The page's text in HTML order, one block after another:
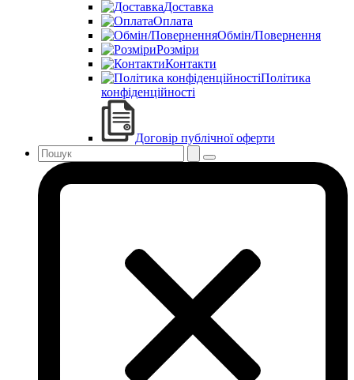
Доставка
Оплата
Обмін/Повернення
Розміри
Контакти
Політика
конфіденційності
Договір публічної оферти